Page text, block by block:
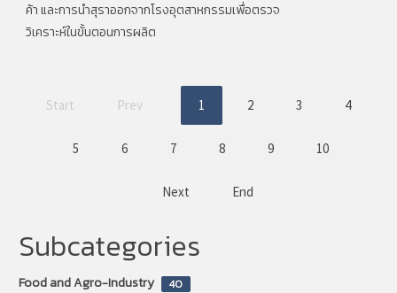
ค้า และการนำสุราออกจากโรงอุตสาหกรรมเพื่อตรวจ
วิเคราะห์ในขั้นตอนการผลิต
Start Prev 1 2 3 4
5 6 7 8 9 10
Next End
Subcategories
Food and Agro-Industry 40